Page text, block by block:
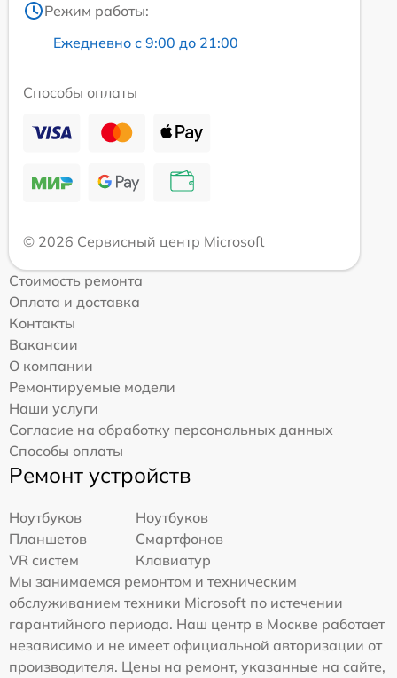
Режим работы:
Ежедневно с 9:00 до 21:00
Способы оплаты
© 2026 Сервисный центр Microsoft
Стоимость ремонта
Оплата и доставка
Контакты
Вакансии
О компании
Ремонтируемые модели
Наши услуги
Согласие на обработку персональных данных
Способы оплаты
Ремонт устройств
Ноутбуков
Ноутбуков
Планшетов
Смартфонов
VR систем
Клавиатур
Мы занимаемся ремонтом и техническим
обслуживанием техники Microsoft по истечении
гарантийного периода. Наш центр в Москве работает
независимо и не имеет официальной авторизации от
производителя. Цены на ремонт, указанные на сайте,